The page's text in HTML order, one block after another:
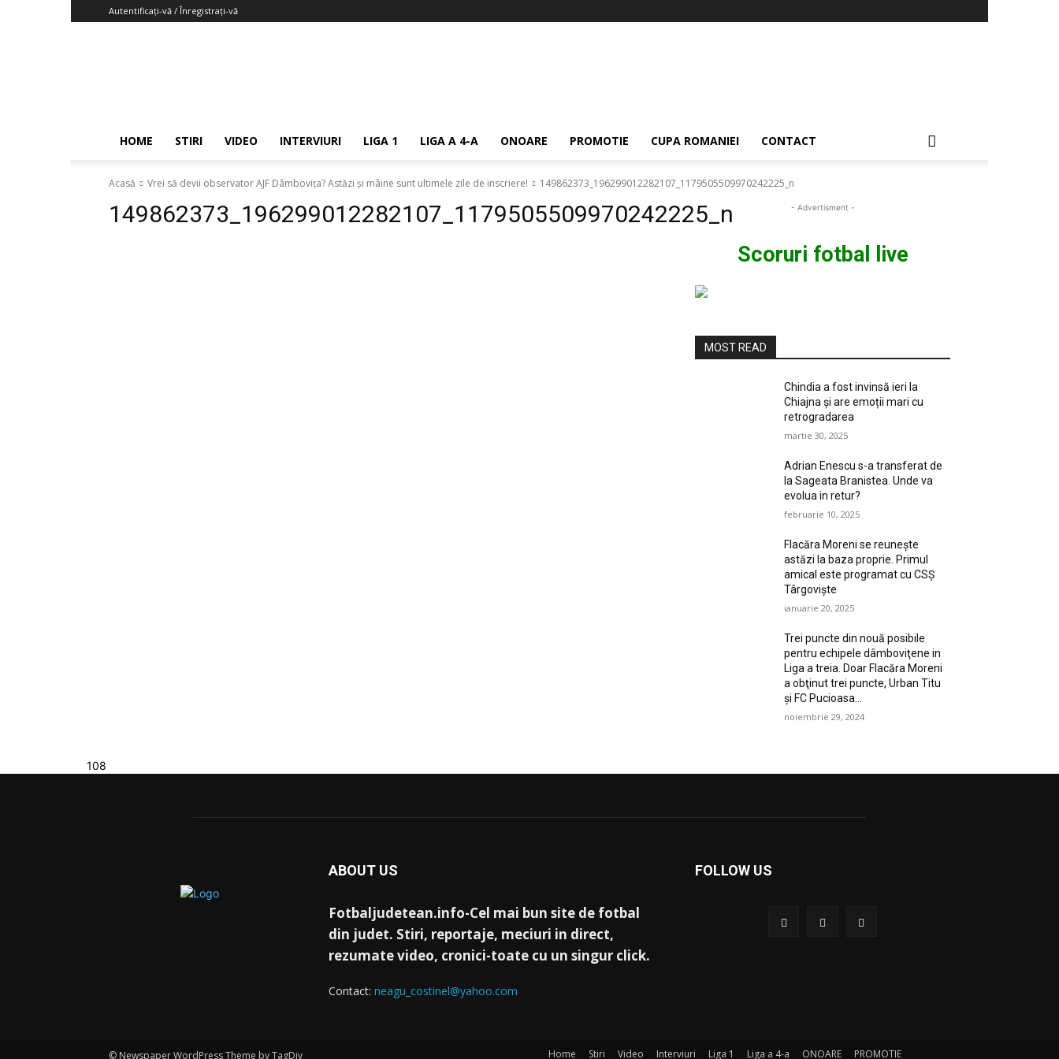
Autentificați-vă / Înregistrați-vă
HOME STIRI VIDEO INTERVIURI LIGA 1 LIGA A 4-A ONOARE PROMOTIE CUPA ROMANIEI CONTACT
Acasă Vrei să devii observator AJF Dâmbovița? Astăzi și mâine sunt ultimele zile de inscriere! 149862373_196299012282107_1179505509970242225_n
149862373_196299012282107_1179505509970242225_n - Advertisment -
Scoruri fotbal live
MOST READ
Chindia a fost invinsă ieri la
Chiajna și are emoții mari cu
retrogradarea
martie 30, 2025
Adrian Enescu s-a transferat de
la Sageata Branistea. Unde va
evolua in retur?
februarie 10, 2025
Flacăra Moreni se reuneşte
astăzi la baza proprie. Primul
amical este programat cu CSȘ
Târgovişte
ianuarie 20, 2025
Trei puncte din nouă posibile
pentru echipele dâmboviţene in
Liga a treia. Doar Flacăra Moreni
a obţinut trei puncte, Urban Titu
şi FC Pucioasa...
noiembrie 29, 2024
108
ABOUT US
Fotbaljudetean.info-Cel mai bun site de fotbal
din judet. Stiri, reportaje, meciuri in direct,
rezumate video, cronici-toate cu un singur click.
Contact: neagu_costinel@yahoo.com
FOLLOW US
© Newspaper WordPress Theme by TagDiv Home Stiri Video Interviuri Liga 1 Liga a 4-a ONOARE PROMOTIE